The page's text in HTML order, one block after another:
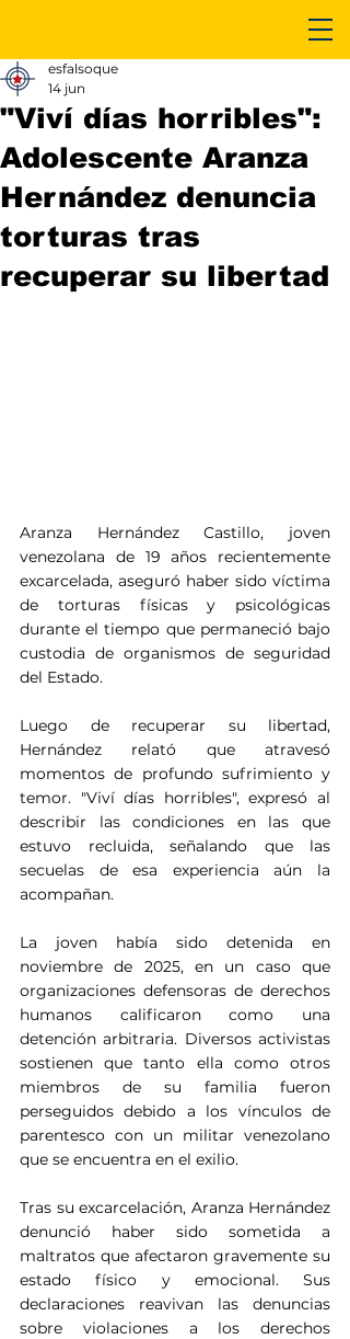
"Viví días horribles":
Adolescente Aranza
Hernández denuncia
torturas tras
recuperar su libertad
esfalsoque
14 jun
Aranza Hernández Castillo, joven
venezolana de 19 años recientemente
excarcelada, aseguró haber sido víctima
de torturas físicas y psicológicas
durante el tiempo que permaneció bajo
custodia de organismos de seguridad
del Estado.
Luego de recuperar su libertad,
Hernández relató que atravesó
momentos de profundo sufrimiento y
temor. "Viví días horribles", expresó al
describir las condiciones en las que
estuvo recluida, señalando que las
secuelas de esa experiencia aún la
acompañan.
La joven había sido detenida en
noviembre de 2025, en un caso que
organizaciones defensoras de derechos
humanos calificaron como una
detención arbitraria. Diversos activistas
sostienen que tanto ella como otros
miembros de su familia fueron
perseguidos debido a los vínculos de
parentesco con un militar venezolano
que se encuentra en el exilio.
Tras su excarcelación, Aranza Hernández
denunció haber sido sometida a
maltratos que afectaron gravemente su
estado físico y emocional. Sus
declaraciones reavivan las denuncias
sobre violaciones a los derechos